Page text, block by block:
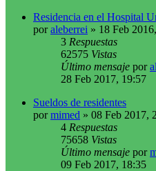
Residencia en el Hospital
poraleberrei » 18 Feb
3 Respuestas
62575 Vistas
Último mensaje por
28 Feb 2017, 19:57
Sueldos de residentes
pormimed » 08 Feb 2017,
4 Respuestas
75658 Vistas
Último mensaje por
09 Feb 2017, 18:35